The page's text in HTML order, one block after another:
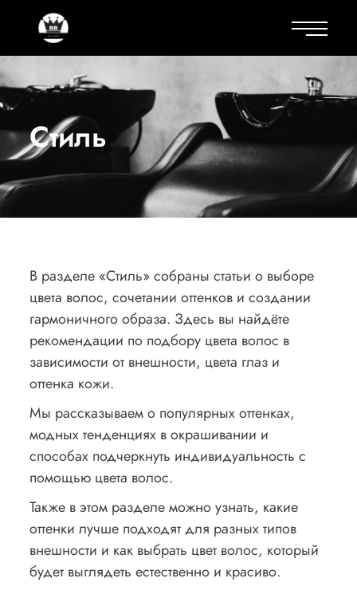
Стиль
В разделе «Стиль» собраны статьи о выборе
цвета волос, сочетании оттенков и создании
гармоничного образа. Здесь вы найдёте
рекомендации по подбору цвета волос в
зависимости от внешности, цвета глаз и
оттенка кожи.
Мы рассказываем о популярных оттенках,
модных тенденциях в окрашивании и
способах подчеркнуть индивидуальность с
помощью цвета волос.
Также в этом разделе можно узнать, какие
оттенки лучше подходят для разных типов
внешности и как выбрать цвет волос, который
будет выглядеть естественно и красиво.